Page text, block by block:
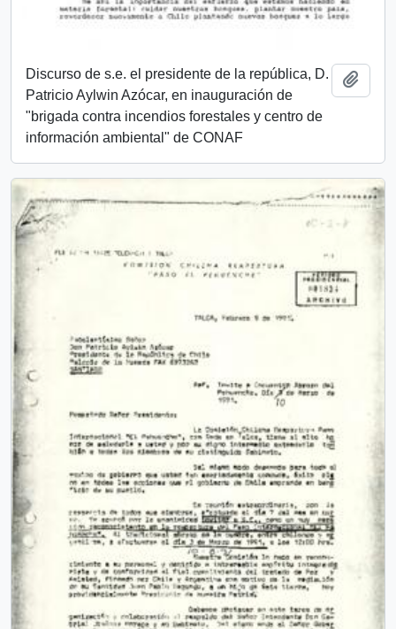
Discurso de s.e. el presidente de la república, D.
Patricio Aylwin Azócar, en inauguración de
"brigada contra incendios forestales y centro de
información ambiental" de CONAF